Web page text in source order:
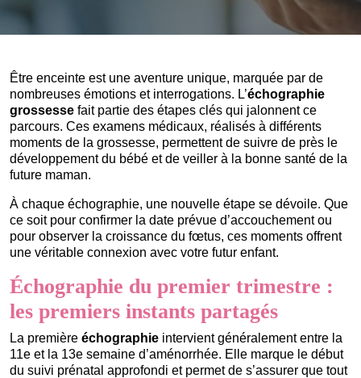
Être enceinte est une aventure unique, marquée par de
nombreuses émotions et interrogations. L’échographie
grossesse fait partie des étapes clés qui jalonnent ce
parcours. Ces examens médicaux, réalisés à différents
moments de la grossesse, permettent de suivre de près le
développement du bébé et de veiller à la bonne santé de la
future maman.
À chaque échographie, une nouvelle étape se dévoile. Que
ce soit pour confirmer la date prévue d’accouchement ou
pour observer la croissance du fœtus, ces moments offrent
une véritable connexion avec votre futur enfant.
Échographie du premier trimestre :
les premiers instants partagés
La première échographie intervient généralement entre la
11e et la 13e semaine d’aménorrhée. Elle marque le début
du suivi prénatal approfondi et permet de s’assurer que tout